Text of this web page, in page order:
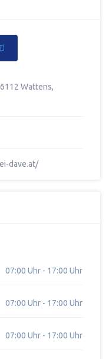
Wattens,
dave.at/
07:00 Uhr - 17:00 Uhr
07:00 Uhr - 17:00 Uhr
07:00 Uhr - 17:00 Uhr